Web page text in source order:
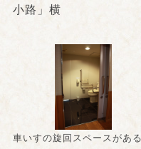
小路」横
車いすの旋回スペースがあ